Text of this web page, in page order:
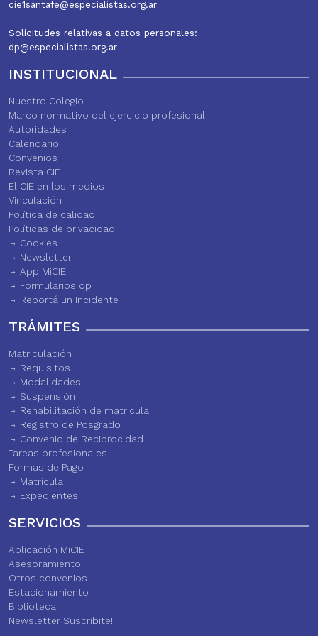
cie1santafe@especialistas.org.ar
Solicitudes relativas a datos personales:
dp@especialistas.org.ar
INSTITUCIONAL
Nuestro Colegio
Marco normativo del ejercicio profesional
Autoridades
Calendario
Convenios
Revista CIE
El CIE en los medios
Vinculación
Política de calidad
Políticas de privacidad
Cookies
Newsletter
App MiCIE
Formularios dp
Reportá un Incidente
TRÁMITES
Matriculación
Requisitos
Modalidades
Suspensión
Rehabilitación de matrícula
Registro de Posgrado
Convenio de Reciprocidad
Tareas profesionales
Formas de Pago
Matrícula
Expedientes
SERVICIOS
Aplicación MiCIE
Asesoramiento
Otros convenios
Estacionamiento
Biblioteca
Newsletter Suscribite!